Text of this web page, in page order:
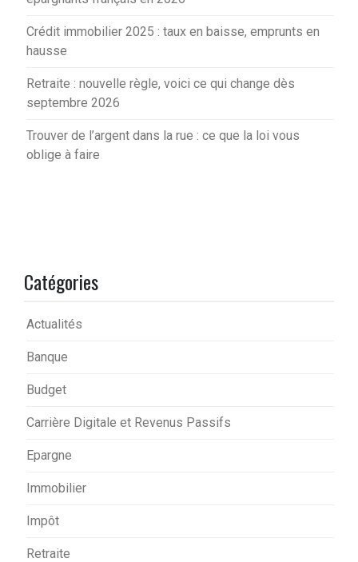
Crédit immobilier 2025 : taux en baisse, emprunts en
hausse
Retraite : nouvelle règle, voici ce qui change dès
septembre 2026
Trouver de l’argent dans la rue : ce que la loi vous
oblige à faire
Catégories
Actualités
Banque
Budget
Carrière Digitale et Revenus Passifs
Epargne
Immobilier
Impôt
Retraite